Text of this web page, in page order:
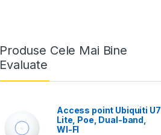
Produse Cele Mai Bine
Evaluate
Access point Ubiquiti U7
Lite, Poe, Dual-band,
WI-FI